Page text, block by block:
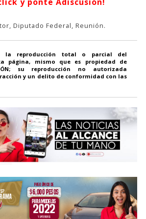
y ponte Adiscusión!
Diputado Federal, Reunión.
la reproducción total o parcial del
página, mismo que es propiedad de
su reproducción no autorizada
y un delito de conformidad con las